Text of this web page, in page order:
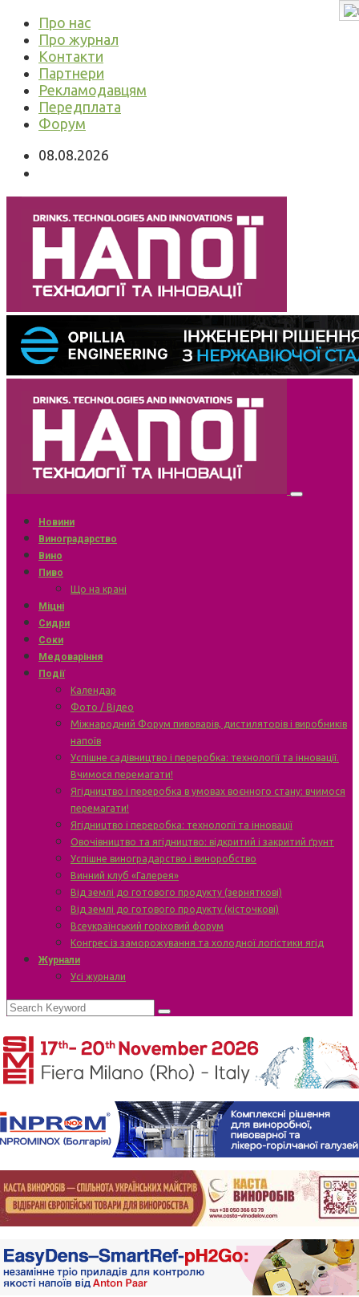
Про нас
Про журнал
Контакти
Партнери
Рекламодавцям
Передплата
Форум
08.08.2026
Новини
Виноградарство
Вино
Пиво
Що на крані
Міцні
Сидри
Соки
Медоваріння
Події
Календар
Фото / Відео
Міжнародний Форум пивоварів, дистиляторів і виробників
напоїв
Успішне садівництво і переробка: технології та інновації.
Вчимося перемагати!
Ягідництво і переробка в умовах воєнного стану: вчимося
перемагати!
Ягідництво і переробка: технології та інновації
Овочівництво та ягідництво: відкритий і закритий ґрунт
Успішне виноградарство і виноробство
Винний клуб «Галерея»
Від землі до готового продукту (зерняткові)
Від землі до готового продукту (кісточкові)
Всеукраїнський горіховий форум
Конгрес із заморожування та холодної логістики ягід
Журнали
Усі журнали